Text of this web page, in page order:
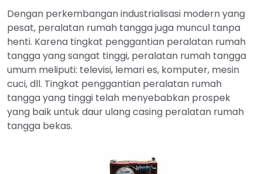
Dengan perkembangan industrialisasi modern yang
pesat, peralatan rumah tangga juga muncul tanpa
henti. Karena tingkat penggantian peralatan rumah
tangga yang sangat tinggi, peralatan rumah tangga
umum meliputi: televisi, lemari es, komputer, mesin
cuci, dll. Tingkat penggantian peralatan rumah
tangga yang tinggi telah menyebabkan prospek
yang baik untuk daur ulang casing peralatan rumah
tangga bekas.